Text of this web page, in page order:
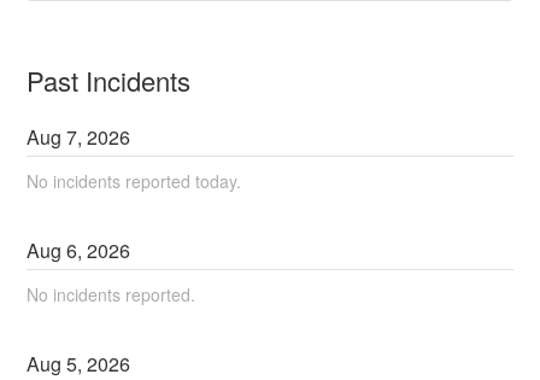
Past Incidents
Aug7,2026
No incidents reported today.
Aug6,2026
No incidents reported.
Aug5,2026